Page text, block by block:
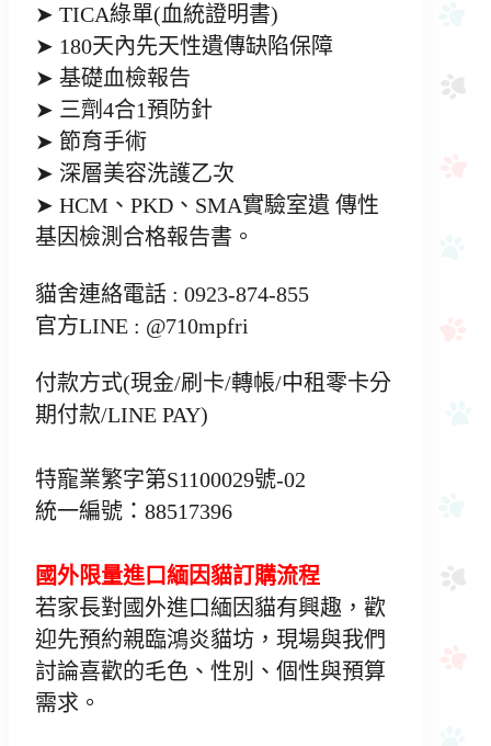
➤ TICA綠單(血統證明書)
➤ 180天內先天性遺傳缺陷保障
➤ 基礎血檢報告
➤ 三劑4合1預防針
➤ 節育手術
➤ 深層美容洗護乙次
➤ HCM、PKD、SMA實驗室遺 傳性
基因檢測合格報告書。
貓舍連絡電話 : 0923-874-855
官方LINE : @710mpfri
付款方式(現金/刷卡/轉帳/中租零卡分
期付款/LINE PAY)
特寵業繁字第S1100029號-02
統一編號：88517396
國外限量進口緬因貓訂購流程
若家長對國外進口緬因貓有興趣，歡
迎先預約親臨鴻炎貓坊，現場與我們
討論喜歡的毛色、性別、個性與預算
需求。